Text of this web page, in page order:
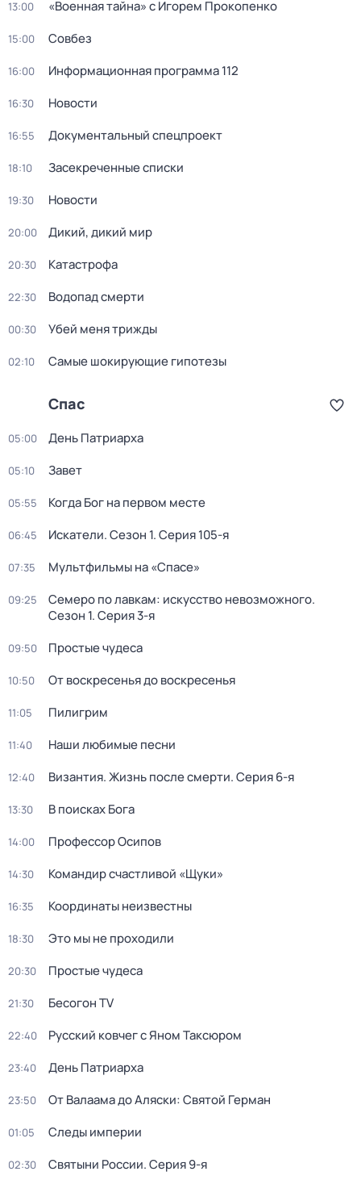
13:00 «Военная тайна» с Игорем Прокопенко
15:00 Совбез
16:00 Информационная программа 112
16:30 Новости
16:55 Документальный спецпроект
18:10 Заcекрeчeнныe списки
19:30 Новости
20:00 Дикий, дикий мир
20:30 Катастрофа
22:30 Водопад смерти
00:30 Убей меня трижды
02:10 Самые шoкиpующие гипотезы
Спас
05:00 День Патриарха
05:10 Зaвeт
05:55 Когда Бог на первом месте
06:45 Искатели. Сезон 1. Серия 105-я
07:35 Мультфильмы на «Спасе»
09:25 Семеро по лавкам: искусство невозможного.
Сезон 1. Серия 3-я
09:50 Простые чудеса
10:50 От воскресенья до воскресенья
11:05 Пилигрим
11:40 Наши любимые песни
12:40 Византия. Жизнь после смерти. Серия 6-я
13:30 В поисках Бога
14:00 Профессор Осипов
14:30 Командир счастливой «Щуки»
16:35 Координаты неизвестны
18:30 Это мы не проходили
20:30 Простые чудеса
21:30 Бесогон TV
22:40 Русский ковчег с Яном Таксюром
23:40 День Патриарха
23:50 От Валаама до Аляски: Святой Герман
01:05 Следы империи
02:30 Святыни России. Серия 9-я